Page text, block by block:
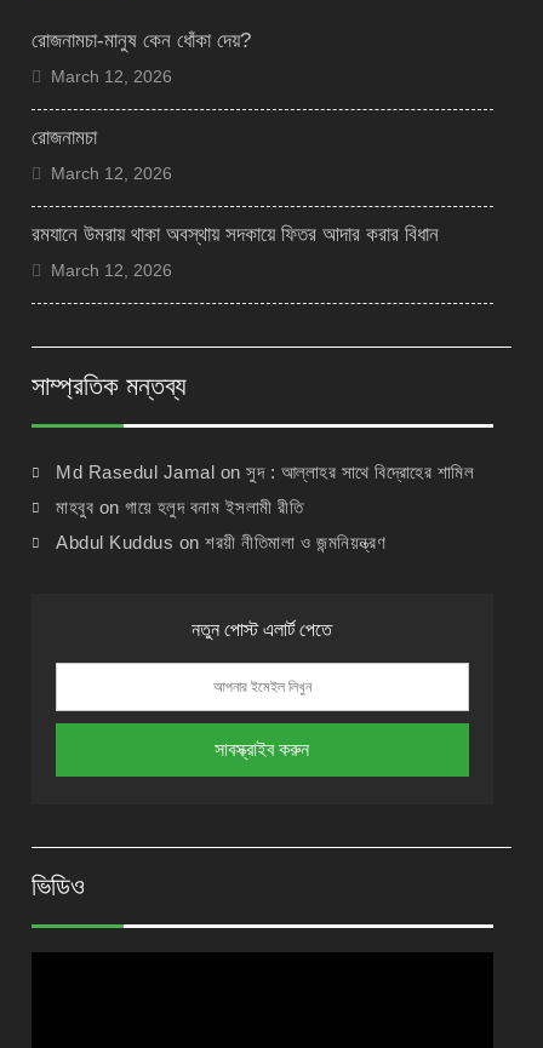
রোজনামচা-মানুষ কেন ধোঁকা দেয়?
March 12, 2026
রোজনামচা
March 12, 2026
রমযানে উমরায় থাকা অবস্থায় সদকায়ে ফিতর আদার করার বিধান
March 12, 2026
সাম্প্রতিক মন্তব্য
Md Rasedul Jamal onসুদ : আল্লাহর সাথে বিদ্রোহের শামিল
মাহবুব onগায়ে হলুদ বনাম ইসলামী রীতি
Abdul Kuddus onশরয়ী নীতিমালা ও জন্মনিয়ন্ত্রণ
নতুন পোস্ট এলার্ট পেতে
ভিডিও